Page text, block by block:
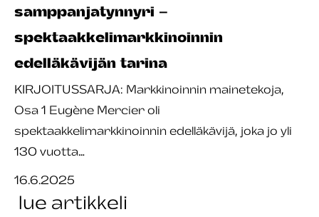
samppanjatynnyri –
spektaakkelimarkkinoinnin
edelläkävijän tarina
KIRJOITUSSARJA: Markkinoinnin mainetekoja,
Osa 1 Eugène Mercier oli
spektaakkelimarkkinoinnin edelläkävijä, joka jo yli
130 vuotta…
16.6.2025
lue artikkeli